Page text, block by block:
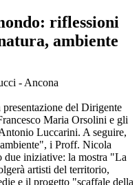
riflessioni
ambiente
- Ancona
del Dirigente
Maria Orsolini e gli
Luccarini. A seguire,
i Proff. Nicola
due iniziative: la mostra "La
artisti del territorio,
e il progetto "scaffale della